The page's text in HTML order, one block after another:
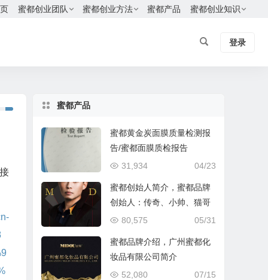
蜜都创业团队 蜜都创业方法 蜜都产品 蜜都创业知识
登录
蜜都产品
蜜都黄金炭面膜质量检测报
告/蜜都面膜质检报告
04/23
31,934
蜜都创始人简介，蜜都品牌
创始人：传奇、小帅、猫哥
05/31
80,575
蜜都品牌介绍，广州蜜都化
妆品有限公司简介
07/15
52,080